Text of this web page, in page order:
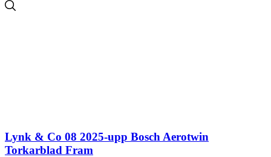
Lynk & Co 08 2025-upp Bosch Aerotwin
Torkarblad Fram